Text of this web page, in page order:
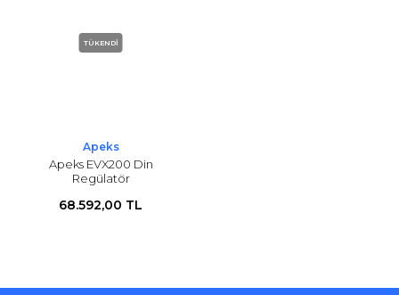
TÜKENDİ
Apeks
Apeks EVX200 Din
Regülatör
68.592,00 TL